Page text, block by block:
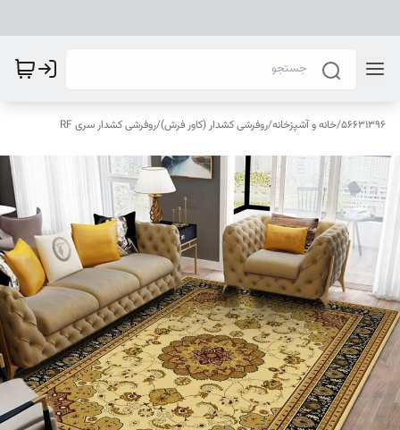
56631396
/خانه و آشپزخانه/روفرشی کشدار (کاور فرش)/روفرشی کشدار سری RF